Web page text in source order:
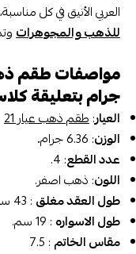
العربي الأنيق في كل
للذهب والمجوهرات
جرام بتعليقة
العيار:طقم ذهب عيار 21
الوزن: 6.36 جرام
.
عدد القطع: 4.
اللون: ذهب اصفر.
طول العقد مغلق : 43 سم.
طول الاسواره : 19 سم.
مقاس الخاتم : 7.5